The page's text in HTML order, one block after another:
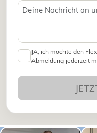
JA, ich möchte den
Abmeldung jederzeit